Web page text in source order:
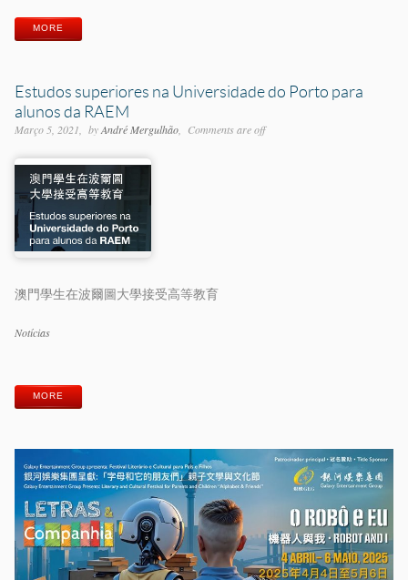
MORE
Estudos superiores na Universidade do Porto para
alunos da RAEM
Março 5, 2021 byAndré Mergulhão Comments are off
澳門學生在波爾圖大學接受高等教育
Categorias
Notícias
MORE